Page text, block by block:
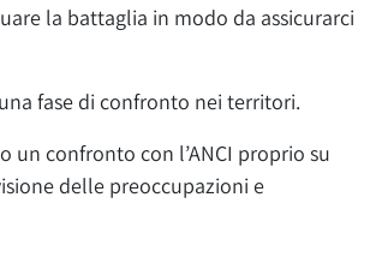
la battaglia in modo da assicurarci
fase di confronto nei territori.
un confronto con l’ANCI proprio su
delle preoccupazioni e